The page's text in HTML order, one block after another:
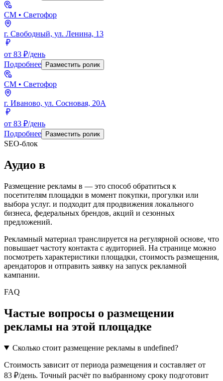
СМ • Светофор
г. Свободный, ул. Ленина, 13
от 83 ₽/день
Подробнее
Разместить ролик
СМ • Светофор
г. Иваново, ул. Сосновая, 20А
от 83 ₽/день
Подробнее
Разместить ролик
SEO-блок
Аудио в
Размещение рекламы в — это способ обратиться к
посетителям площадки в момент покупки, прогулки или
выбора услуг. и подходит для продвижения локального
бизнеса, федеральных брендов, акций и сезонных
предложений.
Рекламный материал транслируется на регулярной основе, что
повышает частоту контакта с аудиторией. На странице можно
посмотреть характеристики площадки, стоимость размещения,
арендаторов и отправить заявку на запуск рекламной
кампании.
FAQ
Частые вопросы о размещении
рекламы на этой площадке
Сколько стоит размещение рекламы в undefined?
Стоимость зависит от периода размещения и составляет от
83 ₽/день. Точный расчёт по выбранному сроку подготовит